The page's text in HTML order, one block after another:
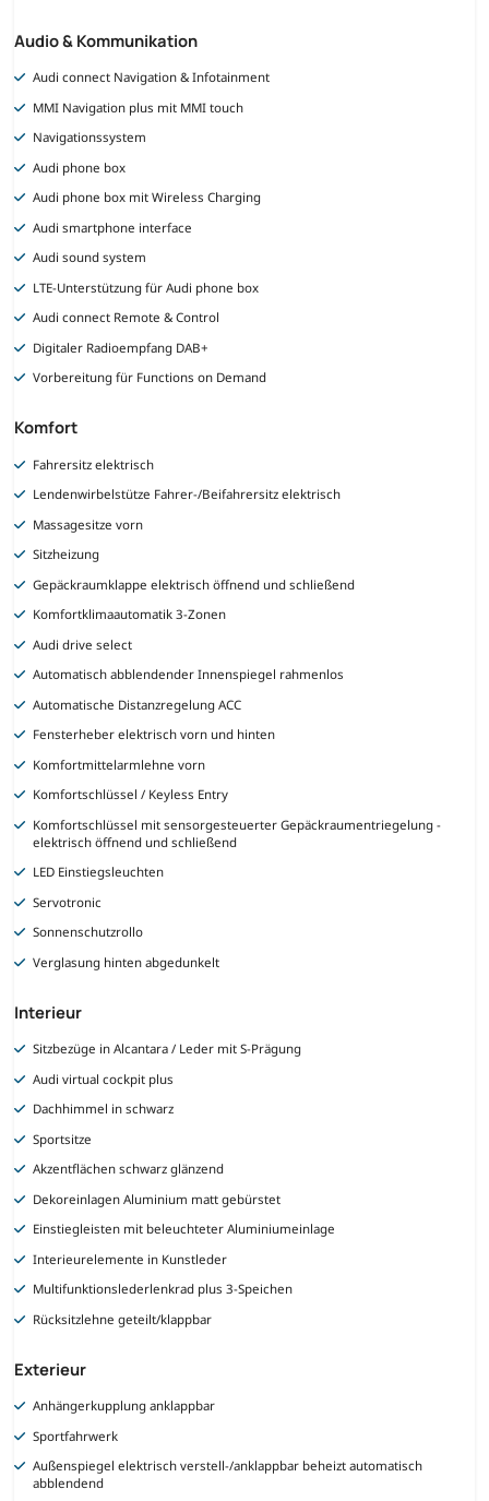
Audio & Kommunikation
Audi connect Navigation & Infotainment
MMI Navigation plus mit MMI touch
Navigationssystem
Audi phone box
Audi phone box mit Wireless Charging
Audi smartphone interface
Audi sound system
LTE-Unterstützung für Audi phone box
Audi connect Remote & Control
Digitaler Radioempfang DAB+
Vorbereitung für Functions on Demand
Komfort
Fahrersitz elektrisch
Lendenwirbelstütze Fahrer-/Beifahrersitz elektrisch
Massagesitze vorn
Sitzheizung
Gepäckraumklappe elektrisch öffnend und schließend
Komfortklimaautomatik 3-Zonen
Audi drive select
Automatisch abblendender Innenspiegel rahmenlos
Automatische Distanzregelung ACC
Fensterheber elektrisch vorn und hinten
Komfortmittelarmlehne vorn
Komfortschlüssel / Keyless Entry
Komfortschlüssel mit sensorgesteuerter Gepäckraumentriegelung -
elektrisch öffnend und schließend
LED Einstiegsleuchten
Servotronic
Sonnenschutzrollo
Verglasung hinten abgedunkelt
Interieur
Sitzbezüge in Alcantara / Leder mit S-Prägung
Audi virtual cockpit plus
Dachhimmel in schwarz
Sportsitze
Akzentflächen schwarz glänzend
Dekoreinlagen Aluminium matt gebürstet
Einstiegleisten mit beleuchteter Aluminiumeinlage
Interieurelemente in Kunstleder
Multifunktionslederlenkrad plus 3-Speichen
Rücksitzlehne geteilt/klappbar
Exterieur
Anhängerkupplung anklappbar
Sportfahrwerk
Außenspiegel elektrisch verstell-/anklappbar beheizt automatisch
abblendend